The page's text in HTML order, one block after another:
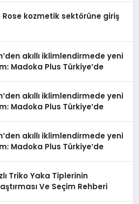
Rose kozmetik sektörüne giriş
akıllı iklimlendirmede yeni
Madoka Plus Türkiye’de
akıllı iklimlendirmede yeni
Madoka Plus Türkiye’de
akıllı iklimlendirmede yeni
Madoka Plus Türkiye’de
Triko Yaka Tiplerinin
Ve Seçim Rehberi